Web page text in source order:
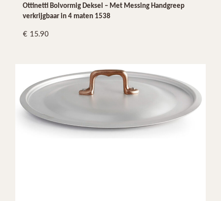
Ottinetti Bolvormig Deksel – Met Messing Handgreep
verkrijgbaar in 4 maten 1538
15.90